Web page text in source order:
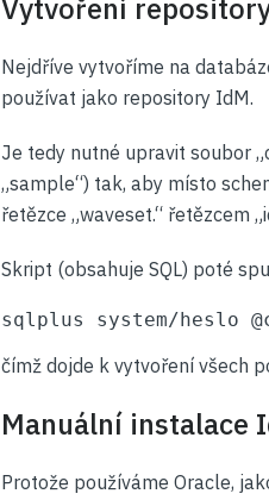
Vytvoření
Nejdříve vytvoříme na
používat jako repository IdM.
Je tedy nutné upravit soubor
„sample“) tak, aby místo
řetězce „waveset.“ řetězcem
Skript (obsahuje SQL) poté
sqlplus system/heslo
čímž dojde k vytvoření všech
Manuální instalace
Protože používáme Oracle,